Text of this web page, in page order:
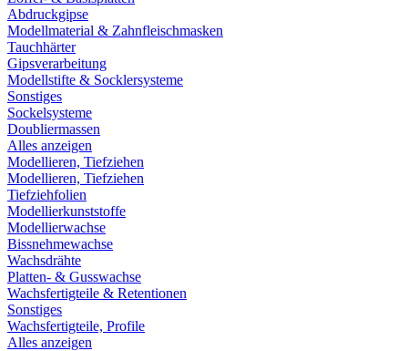
Abdruckgipse
Modellmaterial & Zahnfleischmasken
Tauchhärter
Gipsverarbeitung
Modellstifte & Socklersysteme
Sonstiges
Sockelsysteme
Doubliermassen
Alles anzeigen
Modellieren, Tiefziehen
Modellieren, Tiefziehen
Tiefziehfolien
Modellierkunststoffe
Modellierwachse
Bissnehmewachse
Wachsdrähte
Platten- & Gusswachse
Wachsfertigteile & Retentionen
Sonstiges
Wachsfertigteile, Profile
Alles anzeigen